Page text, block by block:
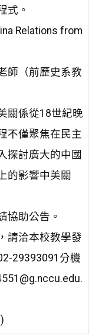
式。
Relations from
師（前歷史系教
關係從18世紀晚
不僅聚焦在民主
探討廣大的中國
的影響中美關
協助公告。
請洽本校教學發
29393091分機